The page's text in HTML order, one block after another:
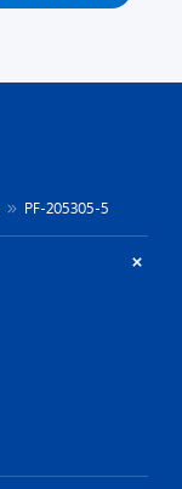
PF-205305-5